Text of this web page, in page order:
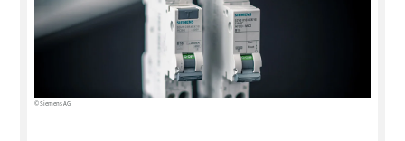
© Siemens AG